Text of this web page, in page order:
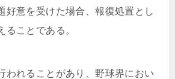
好意を受けた場合、報復処置とし
ることである。
われることがあり、野球界におい